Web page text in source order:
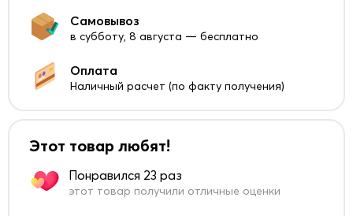
Самовывоз
в субботу, 8 августа — бесплатно
Оплата
Наличный расчет (по факту получения)
Этот товар любят!
Понравился 23 раз
этот товар получили отличные оценки